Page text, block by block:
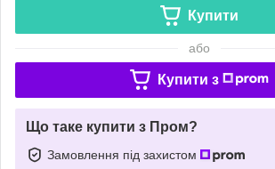
Купити
або
Купити з
Що таке купити з Пром?
Замовлення під захистом